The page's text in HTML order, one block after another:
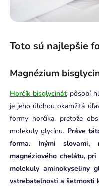
Toto sú najlepšie
Magnézium
Horčík bisglycinátpôsobí
je jeho úlohou okamžitá
formy horčíka, pretože
molekuly glycínu. Práve
forma. Inými slovami,
magnéziového chelátu,
molekuly aminokyseliny
vstrebateľnosti a šetrnosti